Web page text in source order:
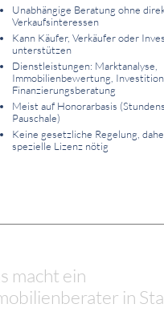
Unabhängige Beratung ohne
Verkaufsinteressen
Kann Käufer, Verkäufer oder
unterstützen
Dienstleistungen: Marktanalyse,
Immobilienbewertung,
Finanzierungsberatung
Meist auf Honorarbasis
Pauschale)
Keine gesetzliche Regelung,
spezielle Lizenz nötig
macht ein
in